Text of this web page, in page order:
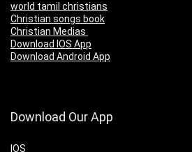
world tamil christians
Christian songs book
Christian Medias
Download IOS App
Download Android App
Download Our App
IOS